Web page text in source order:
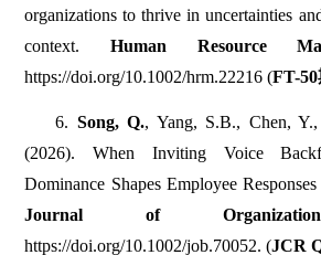
organizations to thrive in uncertainties
context. Human Resource
https://doi.org/10.1002/hrm.22216 (FT-
6. Song, Q., Yang, S.B., Chen,
(2026). When Inviting Voice
Dominance Shapes Employee
Journal of
https://doi.org/10.1002/job.70052. (JCR